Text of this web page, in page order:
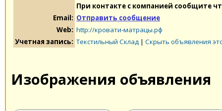
При контакте с компанией сообщите
Email: Отправить сообщение
Web: http://кровати-матрацы.рф
Учетная запись: Текстильный Склад | Скрыть объявления
Изображения объявления